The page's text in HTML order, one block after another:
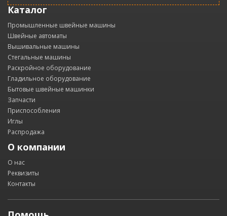
Каталог
Промышленные швейные машины
Швейные автоматы
Вышивальные машины
Стегальные машины
Раскройное оборудование
Гладильное оборудование
Бытовые швейные машинки
Запчасти
Приспособления
Иглы
Распродажа
О компании
О нас
Реквизиты
Контакты